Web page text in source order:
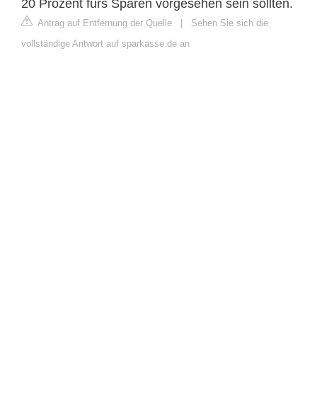
20 Prozent fürs Sparen vorgesehen sein sollten.
Antrag auf Entfernung der Quelle | Sehen Sie sich die
vollständige Antwort auf sparkasse.de an